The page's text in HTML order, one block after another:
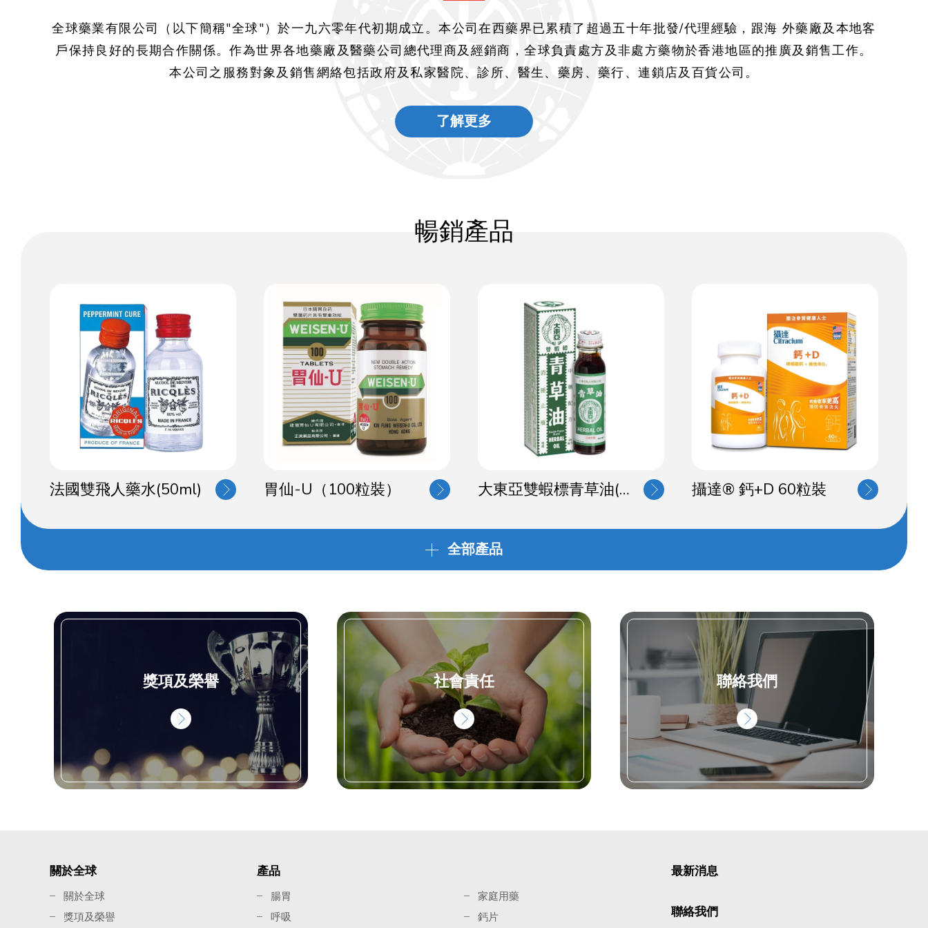
全球藥業有限公司（以下簡稱"全球"）於一九六零年代初期成立。本公司在西藥界已累積了超過五十年批發/代理經驗，跟海 外藥廠及本地客
戶保持良好的長期合作關係。作為世界各地藥廠及醫藥公司總代理商及經銷商，全球負責處方及非處方藥物於香港地區的推廣及銷售工作。
本公司之服務對象及銷售網絡包括政府及私家醫院、診所、醫生、藥房、藥行、連鎖店及百貨公司。
了解更多
暢銷產品
法國雙飛人藥水(50ml) 胃仙-U（100粒裝） 大東亞雙蝦標青草油(28ml) 攝達® 鈣+D 60粒裝
全部產品
獎項及榮譽 社會責任 聯絡我們
關於全球
關於全球
獎項及榮譽
產品
腸胃
家庭用藥
呼吸
鈣片
最新消息
聯絡我們